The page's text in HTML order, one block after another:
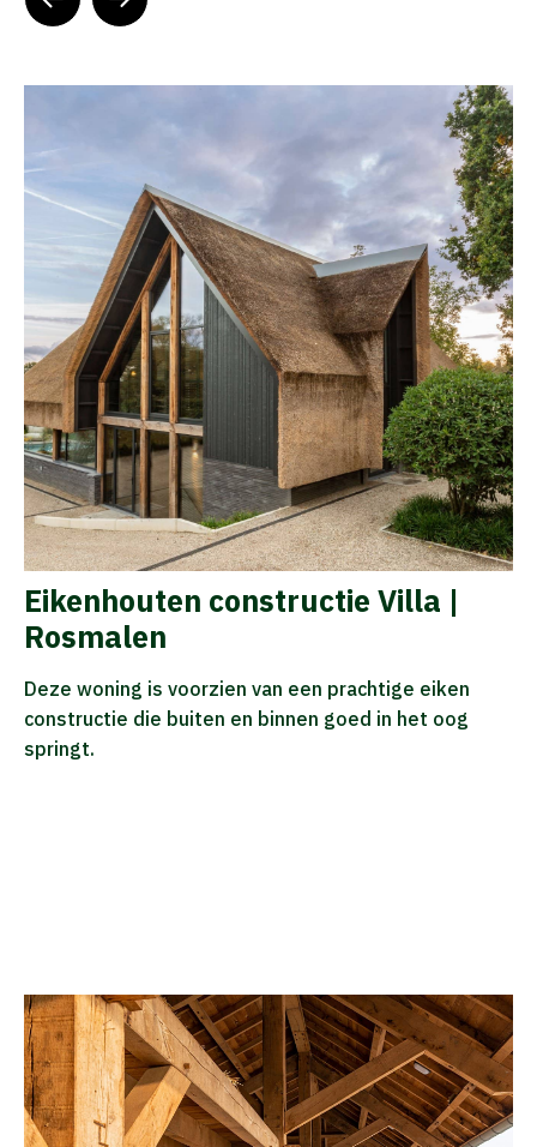
Eikenhouten constructie Villa |
Rosmalen
Deze woning is voorzien van een prachtige eiken
constructie die buiten en binnen goed in het oog
springt.